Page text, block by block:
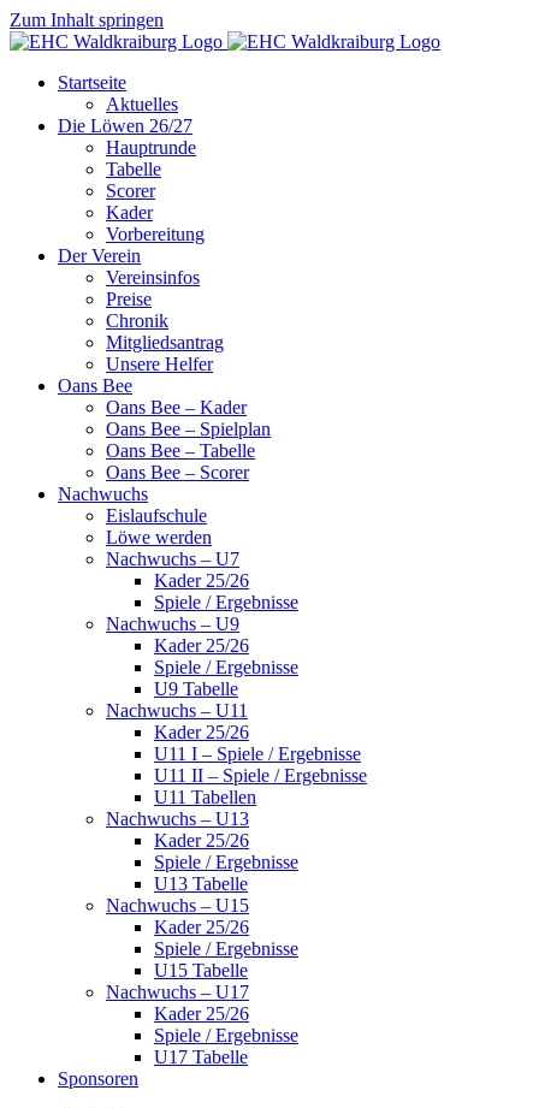
Zum Inhalt springen
Startseite
Aktuelles
Die Löwen 26/27
Hauptrunde
Tabelle
Scorer
Kader
Vorbereitung
Der Verein
Vereinsinfos
Preise
Chronik
Mitgliedsantrag
Unsere Helfer
Oans Bee
Oans Bee – Kader
Oans Bee – Spielplan
Oans Bee – Tabelle
Oans Bee – Scorer
Nachwuchs
Eislaufschule
Löwe werden
Nachwuchs – U7
Kader 25/26
Spiele / Ergebnisse
Nachwuchs – U9
Kader 25/26
Spiele / Ergebnisse
U9 Tabelle
Nachwuchs – U11
Kader 25/26
U11 I – Spiele / Ergebnisse
U11 II – Spiele / Ergebnisse
U11 Tabellen
Nachwuchs – U13
Kader 25/26
Spiele / Ergebnisse
U13 Tabelle
Nachwuchs – U15
Kader 25/26
Spiele / Ergebnisse
U15 Tabelle
Nachwuchs – U17
Kader 25/26
Spiele / Ergebnisse
U17 Tabelle
Sponsoren